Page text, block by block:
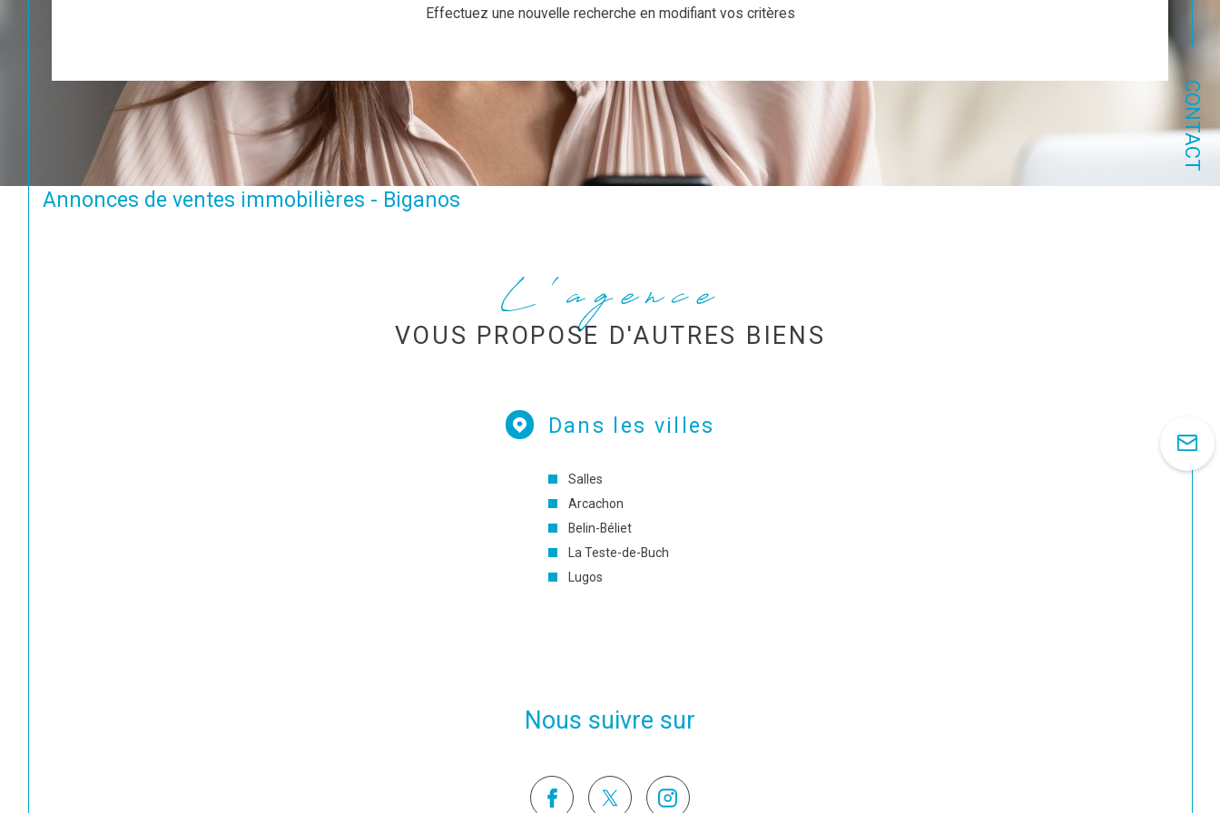
CONTACT
Effectuez une nouvelle recherche en modifiant vos critères
Annonces de ventes immobilières - Biganos
L'agence
VOUS PROPOSE D'AUTRES BIENS
Dans les villes
Salles
Arcachon
Belin-Béliet
La Teste-de-Buch
Lugos
Nous suivre sur